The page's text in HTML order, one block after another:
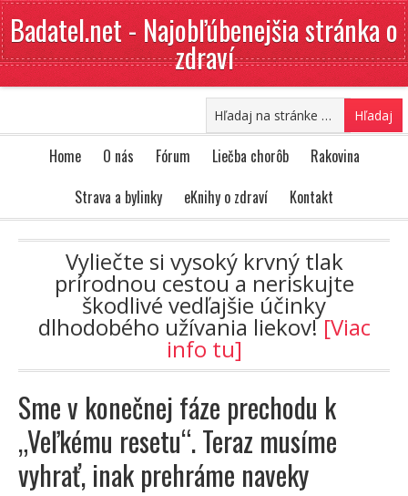
Badatel.net - Najobľúbenejšia stránka o
zdraví
Home O nás Fórum Liečba chorôb
Rakovina
Strava a bylinky
eKnihy o zdraví Kontakt
Vyliečte si vysoký krvný tlak
prírodnou cestou a neriskujte
škodlivé vedľajšie účinky
dlhodobého užívania liekov![Viac
info tu]
Sme v konečnej fáze prechodu k
„Veľkému resetu“. Teraz musíme
vyhrať, inak prehráme naveky